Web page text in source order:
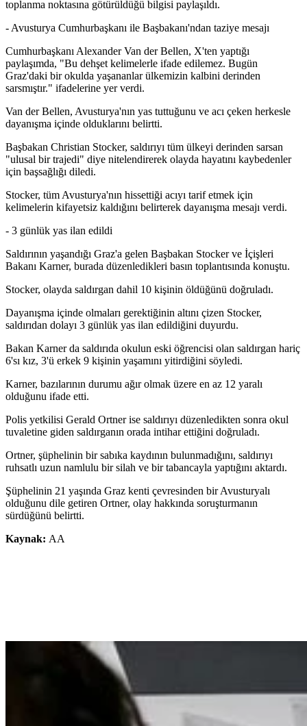
toplanma noktasına götürüldüğü bilgisi paylaşıldı.
- Avusturya Cumhurbaşkanı ile Başbakanı'ndan taziye mesajı
Cumhurbaşkanı Alexander Van der Bellen, X'ten yaptığı
paylaşımda, "Bu dehşet kelimelerle ifade edilemez. Bugün
Graz'daki bir okulda yaşananlar ülkemizin kalbini derinden
sarsmıştır." ifadelerine yer verdi.
Van der Bellen, Avusturya'nın yas tuttuğunu ve acı çeken herkesle
dayanışma içinde olduklarını belirtti.
Başbakan Christian Stocker, saldırıyı tüm ülkeyi derinden sarsan
"ulusal bir trajedi" diye nitelendirerek olayda hayatını kaybedenler
için başsağlığı diledi.
Stocker, tüm Avusturya'nın hissettiği acıyı tarif etmek için
kelimelerin kifayetsiz kaldığını belirterek dayanışma mesajı verdi.
- 3 günlük yas ilan edildi
Saldırının yaşandığı Graz'a gelen Başbakan Stocker ve İçişleri
Bakanı Karner, burada düzenledikleri basın toplantısında konuştu.
Stocker, olayda saldırgan dahil 10 kişinin öldüğünü doğruladı.
Dayanışma içinde olmaları gerektiğinin altını çizen Stocker,
saldırıdan dolayı 3 günlük yas ilan edildiğini duyurdu.
Bakan Karner da saldırıda okulun eski öğrencisi olan saldırgan hariç
6'sı kız, 3'ü erkek 9 kişinin yaşamını yitirdiğini söyledi.
Karner, bazılarının durumu ağır olmak üzere en az 12 yaralı
olduğunu ifade etti.
Polis yetkilisi Gerald Ortner ise saldırıyı düzenledikten sonra okul
tuvaletine giden saldırganın orada intihar ettiğini doğruladı.
Ortner, şüphelinin bir sabıka kaydının bulunmadığını, saldırıyı
ruhsatlı uzun namlulu bir silah ve bir tabancayla yaptığını aktardı.
Şüphelinin 21 yaşında Graz kenti çevresinden bir Avusturyalı
olduğunu dile getiren Ortner, olay hakkında soruşturmanın
sürdüğünü belirtti.
Kaynak: AA